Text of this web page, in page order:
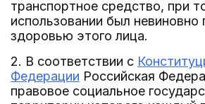
транспортное средство, при
использовании был невиновно
здоровью этого лица.
2. В соответствии с
Федерации Российская
правовое социальное